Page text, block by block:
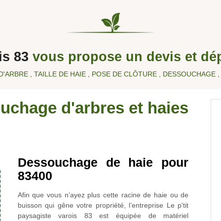
83 vous propose un devis et
, TAILLE DE HAIE , POSE DE CLÔTURE , DESSOUCHAGE
d'arbres et haies
Dessouchage de haie pour
83400
Afin que vous n’ayez plus cette racine de haie ou de
buisson qui gêne votre propriété, l’entreprise Le p'tit
paysagiste varois 83 est équipée de matériel